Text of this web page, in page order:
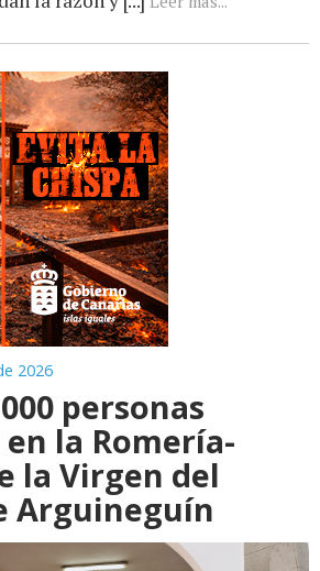
2026
personas
la Romería-
la Virgen del
Arguineguín